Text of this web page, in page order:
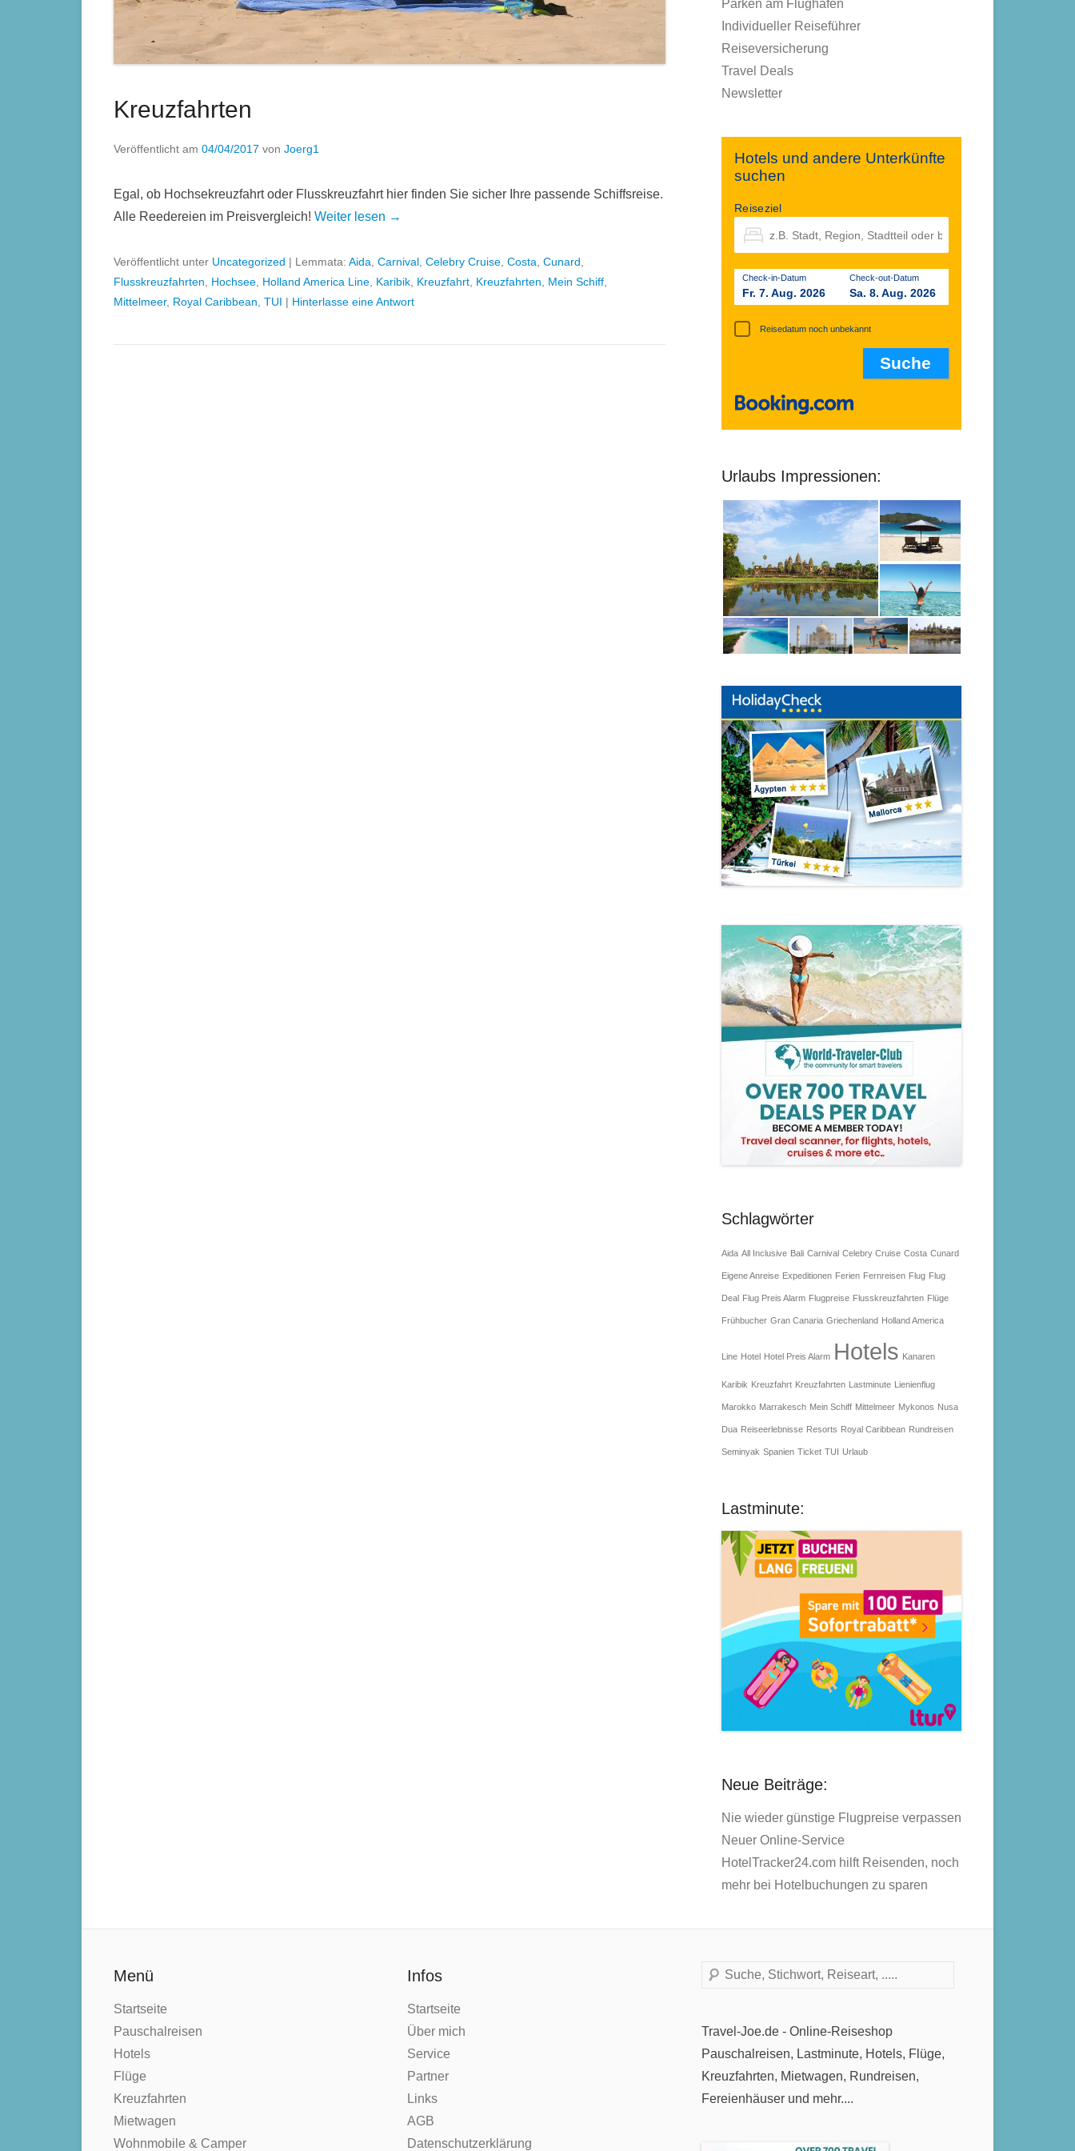
Kreuzfahrten
Veröffentlicht am 04/04/2017 von Joerg1
Egal, ob Hochsekreuzfahrt oder Flusskreuzfahrt hier finden Sie sicher Ihre passende Schiffsreise.
Alle Reedereien im Preisvergleich! Weiter lesen →
Veröffentlicht unter Uncategorized | Lemmata: Aida Carnival Celebry Cruise Costa Cunard
Flusskreuzfahrten
Hochsee Holland America Line Karibik Kreuzfahrt Kreuzfahrten Mein Schiff
Mittelmeer, Royal Caribbean TUI | Hinterlasse eine Antwort
Parken am Flughafen
Individueller Reiseführer
Reiseversicherung
Travel Deals
Newsletter
Hotels und andere Unterkünfte
suchen
Reiseziel
Check-in-Datum
Fr. 7. Aug. 2026
Check-out-Datum
Sa. 8. Aug. 2026
Reisedatum noch unbekannt
Urlaubs Impressionen:
Schlagwörter
Aida All Inclusive Bali Carnival Celebry Cruise Costa Cunard
Eigene Anreise Expeditionen Ferien Fernreisen Flug Flug
Deal Flug Preis Alarm Flugpreise Flusskreuzfahrten Flüge
Frühbucher Gran Canaria Griechenland Holland America
Line Hotel Hotel Preis Alarm Hotels Kanaren
Karibik Kreuzfahrt Kreuzfahrten Lastminute Lienienflug
Marokko Marrakesch Mein Schiff Mittelmeer Mykonos Nusa
Dua Reiseerlebnisse Resorts Royal Caribbean Rundreisen
Seminyak Spanien Ticket TUI Urlaub
Lastminute:
Neue Beiträge:
Nie wieder günstige Flugpreise verpassen
Neuer Online-Service
HotelTracker24.com hilft Reisenden, noch
mehr bei Hotelbuchungen zu sparen
Menü
Startseite
Pauschalreisen
Hotels
Flüge
Kreuzfahrten
Mietwagen
Wohnmobile & Camper
Infos
Startseite
Über mich
Service
Partner
Links
AGB
Datenschutzerklärung
Suchen
Travel-Joe.de - Online-Reiseshop
Pauschalreisen, Lastminute, Hotels, Flüge,
Kreuzfahrten, Mietwagen, Rundreisen,
Fereienhäuser und mehr....